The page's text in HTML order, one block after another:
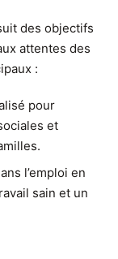
des objectifs
attentes des
:
pour
et
l’emploi en
sain et un